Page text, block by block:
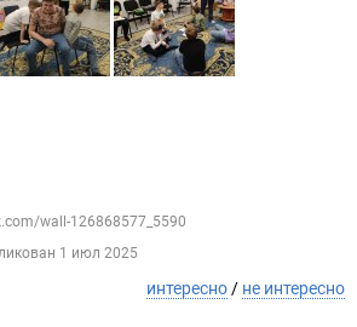
wall-126868577_5590
1 июл 2025
интересно / не интересно